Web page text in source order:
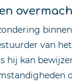
van
hij kan